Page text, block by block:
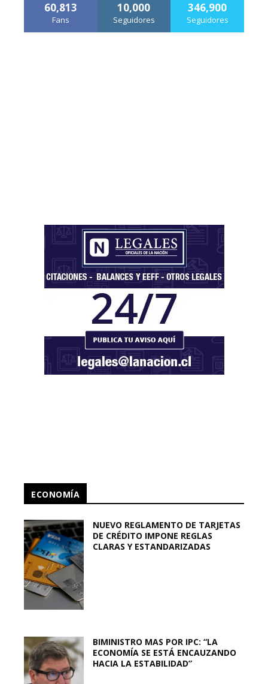
60,813
Fans
10,000
Seguidores
346,900
Seguidores
ECONOMÍA
NUEVO REGLAMENTO DE TARJETAS
DE CRÉDITO IMPONE REGLAS
CLARAS Y ESTANDARIZADAS
BIMINISTRO MAS POR IPC: “LA
ECONOMÍA SE ESTÁ ENCAUZANDO
HACIA LA ESTABILIDAD”